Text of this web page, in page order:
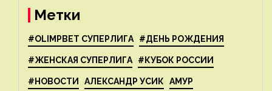
Метки
#OLIMPBET СУПЕРЛИГА #ДЕНЬ РОЖДЕНИЯ
#ЖЕНСКАЯ СУПЕРЛИГА #КУБОК РОССИИ
#НОВОСТИ АЛЕКСАНДР УСИК АМУР